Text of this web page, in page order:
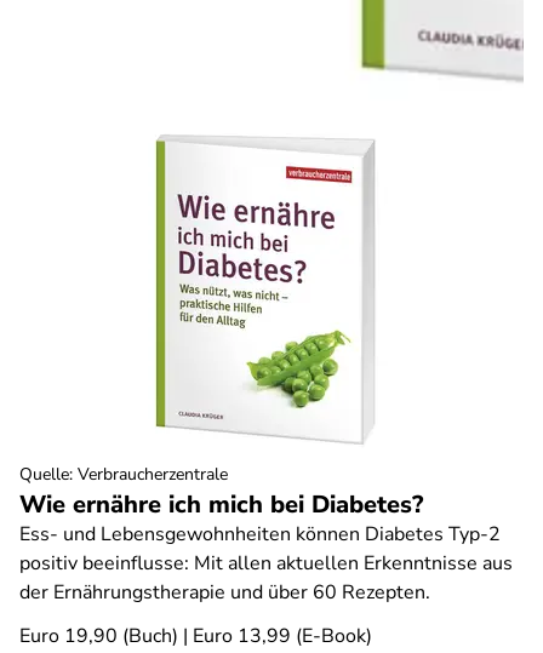
Wie ernähre ich mich bei Diabetes?
Ess- und Lebensgewohnheiten können Diabetes Typ-2
positiv beeinflusse: Mit allen aktuellen Erkenntnisse aus
der Ernährungstherapie und über 60 Rezepten.
Euro 19,90 (Buch) | Euro 13,99 (E-Book)
Quelle: Verbraucherzentrale